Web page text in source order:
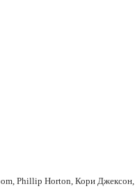
Phillip Horton, Кори